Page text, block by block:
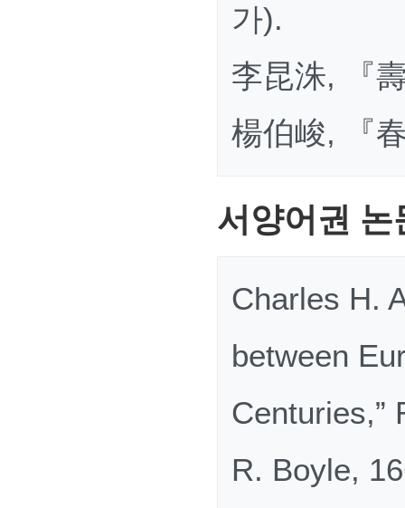
가).
李昆洙, 『
楊伯峻, 『
서양어권 논
Charles H.
between
Centuries,”
R. Boyle,